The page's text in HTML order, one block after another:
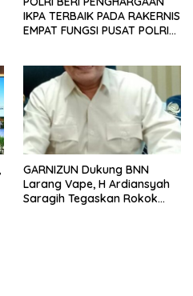
IKPA TERBAIK PADA RAKERNIS
EMPAT FUNGSI PUSAT POLRI
GARNIZUN Dukung BNN
Larang Vape, H Ardiansyah
Saragih Tegaskan Rokok